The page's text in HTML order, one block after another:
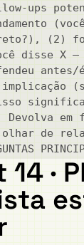
ups
(2)
disse X —
significa
Devolva
de
·